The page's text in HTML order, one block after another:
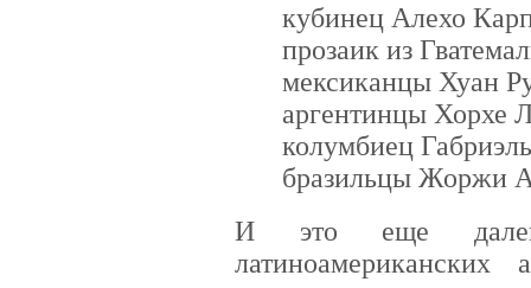
кубинец Алехо
прозаик из
мексиканцы Хуан
аргентинцы Хорхе
колумбиец
бразильцы Жоржи
И это еще
латиноамериканских